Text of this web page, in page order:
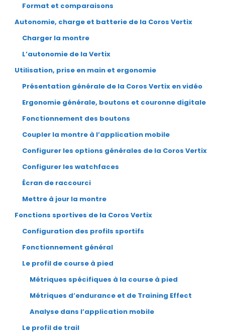
Format et comparaisons
Autonomie, charge et batterie de la Coros Vertix
Charger la montre
L’autonomie de la Vertix
Utilisation, prise en main et ergonomie
Présentation générale de la Coros Vertix en vidéo
Ergonomie générale, boutons et couronne digitale
Fonctionnement des boutons
Coupler la montre à l’application mobile
Configurer les options générales de la Coros Vertix
Configurer les watchfaces
Écran de raccourci
Mettre à jour la montre
Fonctions sportives de la Coros Vertix
Configuration des profils sportifs
Fonctionnement général
Le profil de course à pied
Métriques spécifiques à la course à pied
Métriques d’endurance et de Training Effect
Analyse dans l’application mobile
Le profil de trail